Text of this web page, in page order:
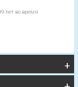
лет во время